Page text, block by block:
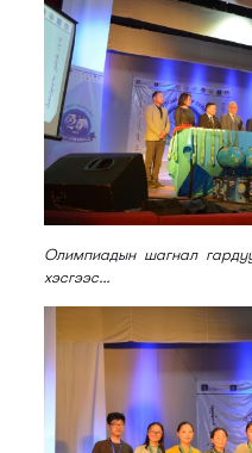
Олимпиадын шагнал
хэсгээс…